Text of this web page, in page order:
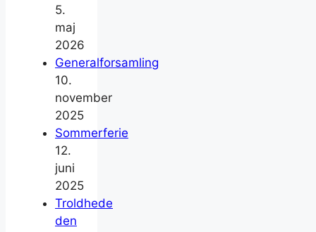
5.
maj
2026
Generalforsamling
10.
november
2025
Sommerferie
12.
juni
2025
Troldhede
den